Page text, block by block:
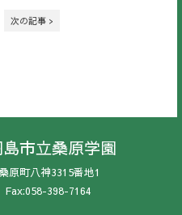
次の記事 >
市立桑原学園
町八神3315番地1
398-7164